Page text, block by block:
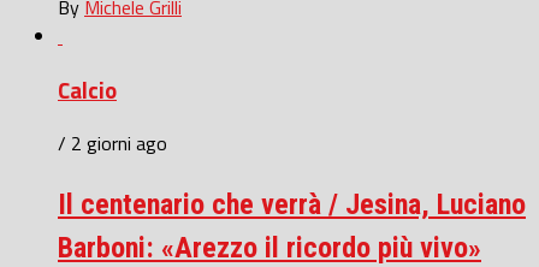
By Michele Grilli
Calcio
/ 2 giorni ago
Il centenario che verrà / Jesina, Luciano
Barboni: «Arezzo il ricordo più vivo»